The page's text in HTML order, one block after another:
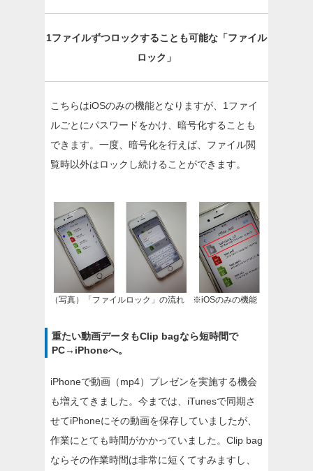
1ファイルずつロックすることも可能な「ファイル
ロック」
こちらはiOSのみの機能となりますが、1ファイ
ルごとにパスワードをかけ、暗号化することも
できます。一度、暗号化を行えば、ファイル閲
覧時以外はロックし続けることができます。
（写真）「ファイルロック」の流れ ※iOSのみの機能
重たい動画データもClip bagなら短時間で
PC→iPhoneへ。
iPhoneで動画（mp4）プレゼンを実施する機会
も増えてきました。今までは、iTunesで同期さ
せてiPhoneにその動画を保存していましたが、
作業にとても時間がかかっていました。Clip bag
ならその作業時間は非常に短くてすみますし、